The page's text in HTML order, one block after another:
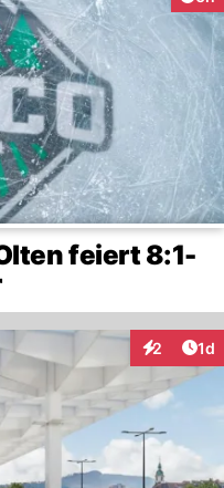
feiert 8:1-
2 1d